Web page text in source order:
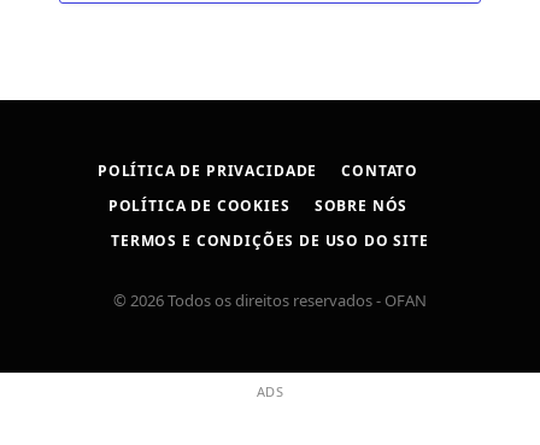
POLÍTICA DE PRIVACIDADE
CONTATO
POLÍTICA DE COOKIES
SOBRE NÓS
TERMOS E CONDIÇÕES DE USO DO SITE
© 2026 Todos os direitos reservados - OFAN
ADS